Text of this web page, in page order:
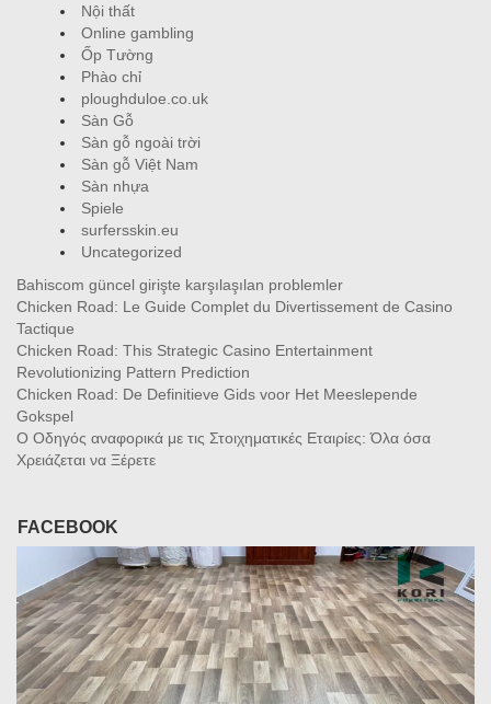
Nội thất
Online gambling
Ốp Tường
Phào chỉ
ploughduloe.co.uk
Sàn Gỗ
Sàn gỗ ngoài trời
Sàn gỗ Việt Nam
Sàn nhựa
Spiele
surfersskin.eu
Uncategorized
Bahiscom güncel girişte karşılaşılan problemler
Chicken Road: Le Guide Complet du Divertissement de Casino
Tactique
Chicken Road: This Strategic Casino Entertainment
Revolutionizing Pattern Prediction
Chicken Road: De Definitieve Gids voor Het Meeslepende
Gokspel
Ο Οδηγός αναφορικά με τις Στοιχηματικές Εταιρίες: Όλα όσα
Χρειάζεται να Ξέρετε
FACEBOOK